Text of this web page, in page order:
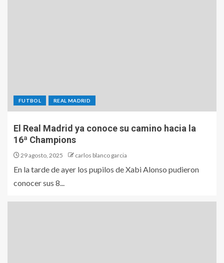
FUTBOL REAL MADRID
El Real Madrid ya conoce su camino hacia la
16ª Champions
29 agosto, 2025 carlos blanco garcia
En la tarde de ayer los pupilos de Xabi Alonso pudieron
conocer sus 8...